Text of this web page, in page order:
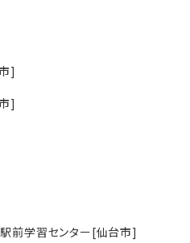
]
]
前学習センター[仙台市]